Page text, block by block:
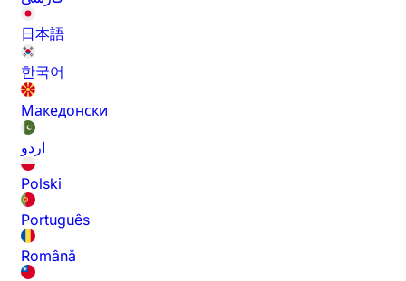
日本語
한국어
Македонски
اردو
Polski
Português
Română